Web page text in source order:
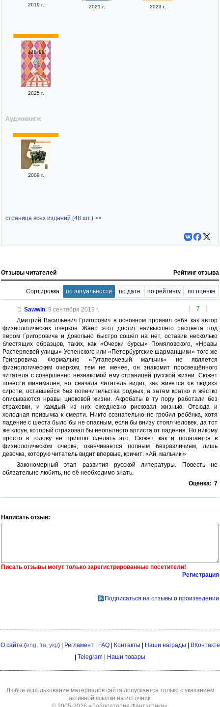
2019 г. 2021 г. 2023 г.
2025 г.
Аудиокниги:
2009 г.
страница всех изданий (48 шт.) >>
Отзывы читателей Рейтинг отзыва
Сортировка: по актуальности по дате по рейтингу по оценке
[ 7 ]
Sawwin, 9 сентября 2019 г.
Дмитрий Васильевич Григорович в основном проявил себя как автор
физиологических очерков. Жанр этот достиг наивысшего расцвета под
пером Григоровича и довольно быстро сошёл на нет, оставив несколько
блестящих образцов, таких, как «Очерки бурсы» Помяловского, «Нравы
Растеряевой улицы» Успенского или «Петербургские шарманщики» того же
Григоровича. Формально «Гутаперчевый мальчик» не является
физиологическим очерком, тем не менее, он знакомит просвещённого
читателя с совершенно незнакомой ему страницей русской жизни. Сюжет
повести минимален, но сначала читатель видит, как живётся «в людях»
сироте, оставшейся без попечительства родных, а затем кратко и жёстко
описываются нравы цирковой жизни. Акробаты в ту пору работали без
страховки, и каждый из них ежедневно рисковал жизнью. Отсюда и
холодная привычка к смерти. Никто сознательно не гробил ребёнка, хотя
падение с шеста было бы не опасным, если бы внизу стоял человек, да тот
же клоун, который страховал бы неопытного артиста от падения. Но никому
просто в голову не пришло сделать это. Сюжет, как и полагается в
физиологическом очерке, оканчивается полным безразличием, лишь
девочка, которую читатель видит впервые, кричит: «Ай, мальчик!»
Закономерный этап развития русской литературы. Повесть не
обязательно любить, но её необходимо знать.
Оценка: 7
Написать отзыв:
Писать отзывы могут только зарегистрированные посетители!
Регистрация
Подписаться на отзывы о произведении
О сайте (eng, fra, укр) | Регламент| FAQ| Контакты Наши награды
ВКонтакте
Telegram Наши товары
Любое использование материалов сайта допускается только с указанием
активной ссылки на источник.